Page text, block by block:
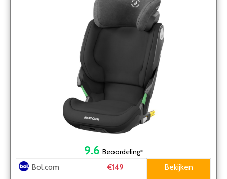
9.6 Beoordeling*
Bol.com €149
Bekijken